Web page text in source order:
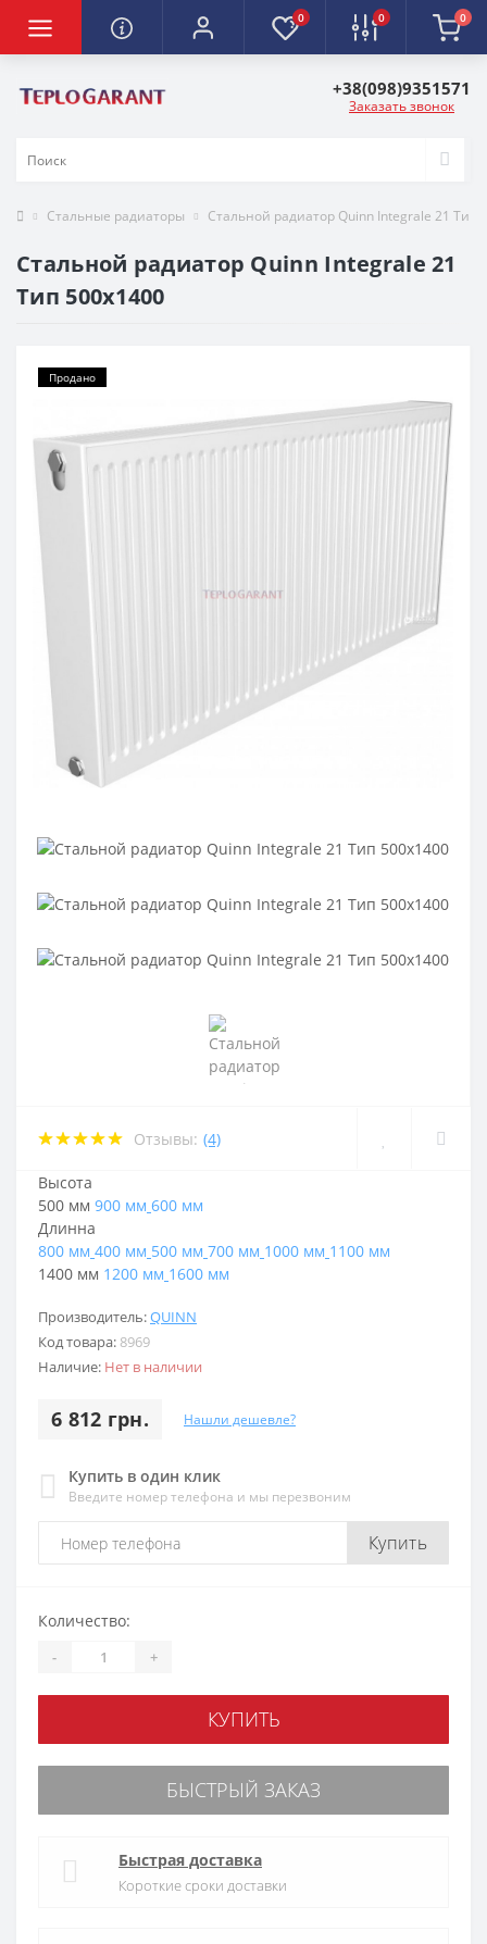
0 0 0
+38(098)9351571
Заказать звонок
Стальные радиаторы Стальной радиатор Quinn Integrale 21 Тип
Стальной радиатор Quinn Integrale 21
Тип 500х1400
Продано
Отзывы: (4)
Производитель:QUINN
Код товара: 8969
Наличие: Нет в наличии
6 812 грн. Нашли дешевле?
Купить в один клик
Введите номер телефона и мы перезвоним
Купить
Высота
500 мм 900 мм 600 мм
Длинна
800 мм 400 мм 500 мм 700 мм 1000 мм 1100 мм
1400 мм 1200 мм 1600 мм
Количество:
- +
КУПИТЬ
БЫСТРЫЙ ЗАКАЗ
Быстрая доставка
Короткие сроки доставки